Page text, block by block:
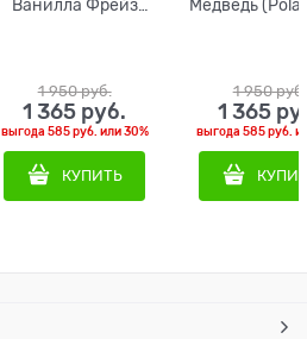
Ванилла Фрейз
1 950 руб.
1 365 руб.
выгода 585 руб. или30%
КУПИТЬ
Медведь
1 950 руб.
1 365
выгода 585 руб.